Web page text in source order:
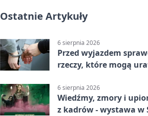
Ostatnie Artykuły
6 sierpnia 2026
Przed wyjazdem
rzeczy, które mogą
6 sierpnia 2026
Wiedźmy, zmory i
z kadrów - wystawa w